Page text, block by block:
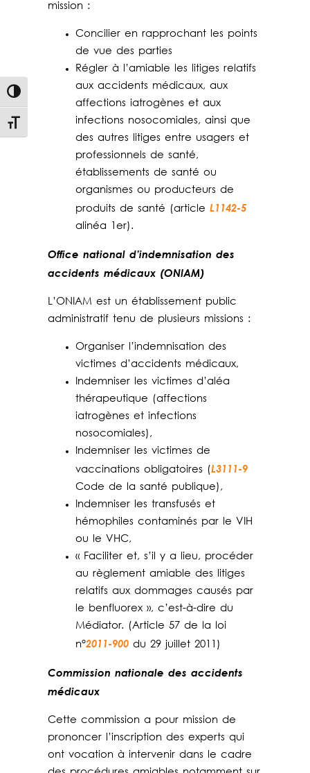
Passer en contraste élevé
Changer la taille de la police
mission :
Concilier en rapprochant les points
de vue des parties
Régler à l’amiable les litiges relatifs
aux accidents médicaux, aux
affections iatrogènes et aux
infections nosocomiales, ainsi que
des autres litiges entre usagers et
professionnels de santé,
établissements de santé ou
organismes ou producteurs de
produits de santé (article L1142-5
alinéa 1er).
Office national d’indemnisation des
accidents médicaux (ONIAM)
L’ONIAM est un établissement public
administratif tenu de plusieurs missions :
Organiser l’indemnisation des
victimes d’accidents médicaux,
Indemniser les victimes d’aléa
thérapeutique (affections
iatrogènes et infections
nosocomiales),
Indemniser les victimes de
vaccinations obligatoires (L3111-9
Code de la santé publique),
Indemniser les transfusés et
hémophiles contaminés par le VIH
ou le VHC,
« Faciliter et, s’il y a lieu, procéder
au règlement amiable des litiges
relatifs aux dommages causés par
le benfluorex », c’est-à-dire du
Médiator. (Article 57 de la loi
n°2011-900du 29 juillet 2011)
Commission nationale des accidents
médicaux
Cette commission a pour mission de
prononcer l’inscription des experts qui
ont vocation à intervenir dans le cadre